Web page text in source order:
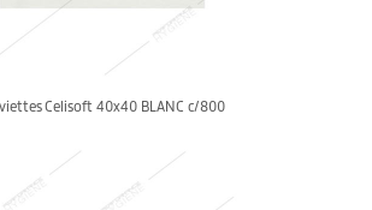
Celisoft 40x40 BLANC c/800